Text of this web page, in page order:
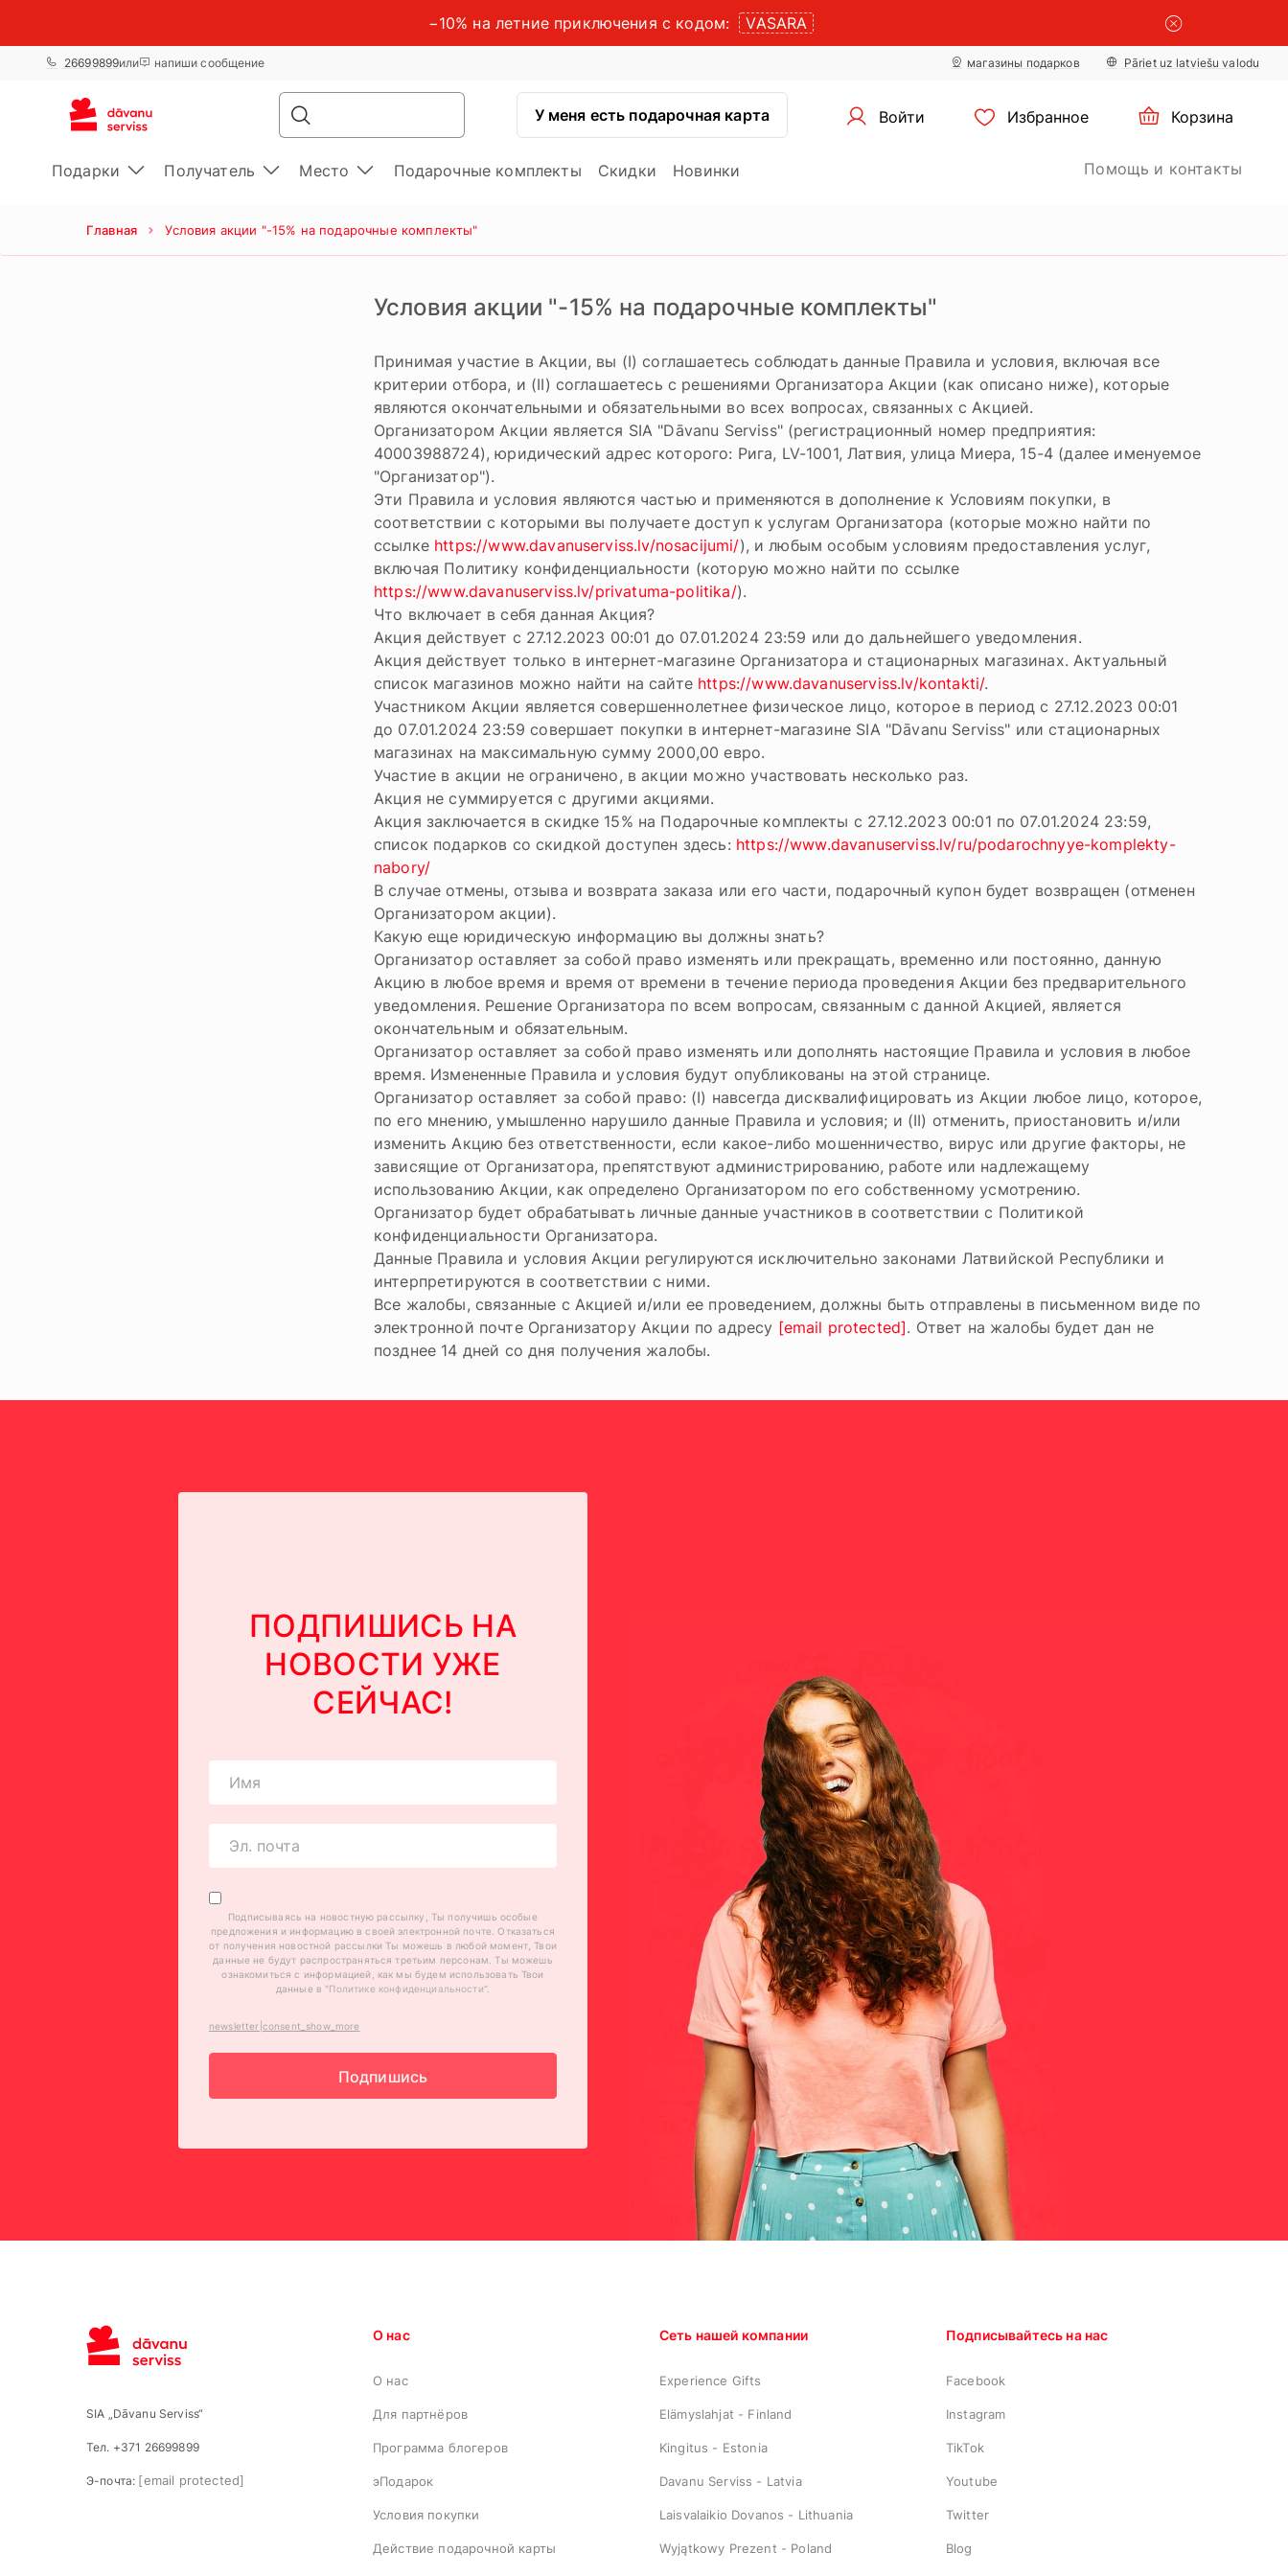
−10% на летние приключения с кодом: VASARA
26699899или напиши сообщение магазины подарков Pāriet uz latviešu valodu
У меня есть подарочная карта Войти Избранное Корзина
Подарки Получатель Место Подарочные комплекты Скидки Новинки Помощь и контакты
Главная Условия акции "-15% на подарочные комплекты"
Условия акции "-15% на подарочные комплекты"
Принимая участие в Акции, вы (I) соглашаетесь соблюдать данные Правила и условия, включая все
критерии отбора, и (II) соглашаетесь с решениями Организатора Акции (как описано ниже), которые
являются окончательными и обязательными во всех вопросах, связанных с Акцией.
Организатором Акции является SIA "Dāvanu Serviss" (регистрационный номер предприятия:
40003988724), юридический адрес которого: Рига, LV-1001, Латвия, улица Миера, 15-4 (далее именуемое
"Организатор").
Эти Правила и условия являются частью и применяются в дополнение к Условиям покупки, в
соответствии с которыми вы получаете доступ к услугам Организатора (которые можно найти по
ссылке https://www.davanuserviss.lv/nosacijumi/), и любым особым условиям предоставления услуг,
включая Политику конфиденциальности (которую можно найти по ссылке
https://www.davanuserviss.lv/privatuma-politika/).
Что включает в себя данная Акция?
Акция действует с 27.12.2023 00:01 до 07.01.2024 23:59 или до дальнейшего уведомления.
Акция действует только в интернет-магазине Организатора и стационарных магазинах. Актуальный
список магазинов можно найти на сайте https://www.davanuserviss.lv/kontakti/.
Участником Акции является совершеннолетнее физическое лицо, которое в период с 27.12.2023 00:01
до 07.01.2024 23:59 совершает покупки в интернет-магазине SIA "Dāvanu Serviss" или стационарных
магазинах на максимальную сумму 2000,00 евро.
Участие в акции не ограничено, в акции можно участвовать несколько раз.
Акция не суммируется с другими акциями.
Акция заключается в скидке 15% на Подарочные комплекты с 27.12.2023 00:01 по 07.01.2024 23:59,
список подарков со скидкой доступен здесь: https://www.davanuserviss.lv/ru/podarochnyye-komplekty-
nabory/
В случае отмены, отзыва и возврата заказа или его части, подарочный купон будет возвращен (отменен
Организатором акции).
Какую еще юридическую информацию вы должны знать?
Организатор оставляет за собой право изменять или прекращать, временно или постоянно, данную
Акцию в любое время и время от времени в течение периода проведения Акции без предварительного
уведомления. Решение Организатора по всем вопросам, связанным с данной Акцией, является
окончательным и обязательным.
Организатор оставляет за собой право изменять или дополнять настоящие Правила и условия в любое
время. Измененные Правила и условия будут опубликованы на этой странице.
Организатор оставляет за собой право: (I) навсегда дисквалифицировать из Акции любое лицо, которое,
по его мнению, умышленно нарушило данные Правила и условия; и (II) отменить, приостановить и/или
изменить Акцию без ответственности, если какое-либо мошенничество, вирус или другие факторы, не
зависящие от Организатора, препятствуют администрированию, работе или надлежащему
использованию Акции, как определено Организатором по его собственному усмотрению.
Организатор будет обрабатывать личные данные участников в соответствии с Политикой
конфиденциальности Организатора.
Данные Правила и условия Акции регулируются исключительно законами Латвийской Республики и
интерпретируются в соответствии с ними.
Все жалобы, связанные с Акцией и/или ее проведением, должны быть отправлены в письменном виде по
электронной почте Организатору Акции по адресу [email protected]. Ответ на жалобы будет дан не
позднее 14 дней со дня получения жалобы.
ПОДПИШИСЬ НА
НОВОСТИ УЖЕ
СЕЙЧАС!
Подписываясь на новостную рассылку, Ты получишь особые
предложения и информацию в своей электронной почте. Отказаться
от получения новостной рассылки Ты можешь в любой момент, Твои
данные не будут распространяться третьим персонам. Ты можешь
ознакомиться с информацией, как мы будем использовать Твои
данные в "Политике конфиденциальности".
newsletter|consent_show_more
Подпишись
SIA „Dāvanu Serviss“
Тел. +371 26699899
Э-почта: [email protected]
О нас
О нас
Для партнёров
Программа блогеров
эПодарок
Условия покупки
Действие подарочной карты
Сеть нашей компании
Experience Gifts
Elämyslahjat - Finland
Kingitus - Estonia
Davanu Serviss - Latvia
Laisvalaikio Dovanos - Lithuania
Wyjątkowy Prezent - Poland
Подписывайтесь на нас
Facebook
Instagram
TikTok
Youtube
Twitter
Blog
настройки
файлов cookie
×